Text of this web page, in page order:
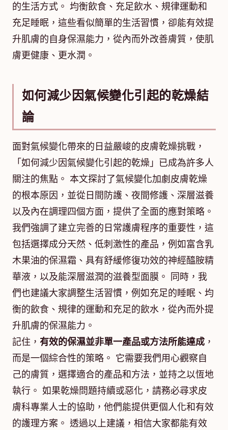
的生活方式。 均衡飲食、充足飲水、規律運動和
充足睡眠，這些看似簡單的生活習慣，卻能有效提
升肌膚的自身保濕能力，從內而外改善膚質，使肌
膚更健康、更水潤。
如何減少因氣候變化引起的乾燥結
論
面對氣候變化帶來的日益嚴峻的皮膚乾燥挑戰，
「如何減少因氣候變化引起的乾燥」已成為許多人
關注的焦點。 本文探討了氣候變化加劇皮膚乾燥
的根本原因，並從日間防護、夜間修護、深層滋養
以及內在調理四個方面，提供了全面的應對策略。
我們強調了建立完善的日常護膚程序的重要性，這
包括選擇成分天然、低刺激性的產品，例如富含乳
木果油的保濕霜、具有舒緩修復功效的神經醯胺精
華液，以及能深層滋潤的滋養型面膜。 同時，我
們也建議大家調整生活習慣，例如充足的睡眠、均
衡的飲食、規律的運動和充足的飲水，從內而外提
升肌膚的保濕能力。
記住， 有效的保濕並非單一產品或方法所能達成 ，
而是一個綜合性的策略。 它需要我們用心觀察自
己的膚質，選擇適合的產品和方法，並持之以恆地
執行。 如果乾燥問題持續或惡化，請務必尋求皮
膚科專業人士的協助，他們能提供更個人化和有效
的護理方案。 透過以上建議，相信大家都能有效